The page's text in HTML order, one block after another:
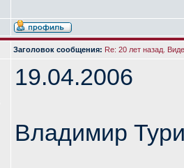
Заголовок сообщения: Re: 20 лет назад.
19.04.2006
Владимир